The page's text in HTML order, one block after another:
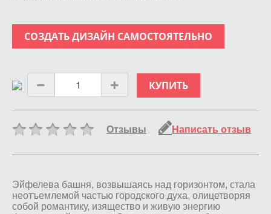
СОЗДАТЬ ДИЗАЙН САМОСТОЯТЕЛЬНО
КУПИТЬ
Отзывы Написать отзыв
Эйфелева башня, возвышаясь над горизонтом, стала
неотъемлемой частью городского духа, олицетворяя
собой романтику, изящество и живую энергию